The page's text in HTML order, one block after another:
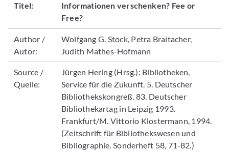
Titel:
Informationen verschenken? Fee or
Free?
Author /
Autor:
Wolfgang G. Stock, Petra Braitacher,
Judith Mathes-Hofmann
Source /
Quelle:
Jürgen Hering (Hrsg.): Bibliotheken,
Service für die Zukunft. 5. Deutscher
Bibliothekskongreß. 83. Deutscher
Bibliothekartag in Leipzig 1993.
Frankfurt/M. Vittorio Klostermann, 1994.
(Zeitschrift für Bibliothekswesen und
Bibliographie. Sonderheft 58, 71-82.)